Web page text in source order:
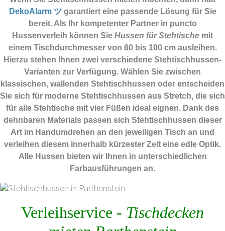
DekoAlarm ツ garantiert eine passende Lösung für Sie
bereit. Als Ihr kompetenter Partner in puncto
Hussenverleih können Sie Hussen für Stehtische mit
einem Tischdurchmesser von 60 bis 100 cm ausleihen.
Hierzu stehen Ihnen zwei verschiedene Stehtischhussen-
Varianten zur Verfügung. Wählen Sie zwischen
klassischen, wallenden Stehtischhussen oder entscheiden
Sie sich für moderne Stehtischhussen aus Stretch, die sich
für alle Stehtische mit vier Füßen ideal eignen. Dank des
dehnbaren Materials passen sich Stehtischhussen dieser
Art im Handumdrehen an den jeweiligen Tisch an und
verleihen diesem innerhalb kürzester Zeit eine edle Optik.
Alle Hussen bieten wir Ihnen in unterschiedlichen
Farbausführungen an.
Verleihservice - Tischdecken